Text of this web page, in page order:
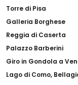
Torre di Pisa
Galleria Borghese
Reggia di Caserta
Palazzo Barberini
Giro in Gondola a
Lago di Como,